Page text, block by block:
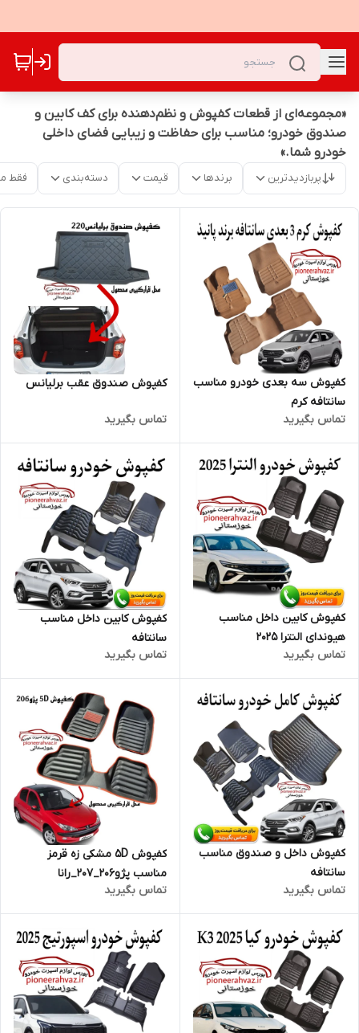
«مجموعه‌ای از قطعات کفپوش و نظم‌دهنده برای کف کابین و
صندوق خودرو؛ مناسب برای حفاظت و زیبایی فضای داخلی
خودرو شما.»
پربازدیدترین برندها قیمت دسته‌بندی فقط
کفپوش سه بعدی خودرو مناسب
سانتافه کرم
تماس بگیرید
کفپوش صندوق عقب برلیانس
تماس بگیرید
کفپوش کابین داخل مناسب
هیوندای النترا ۲۰۲۵
تماس بگیرید
کفپوش کابین داخل مناسب
سانتافه
تماس بگیرید
کفپوش داخل و صندوق مناسب
سانتافه
تماس بگیرید
کفپوش 5D مشکی زه قرمز
مناسب پژو206_207_رانا
تماس بگیرید